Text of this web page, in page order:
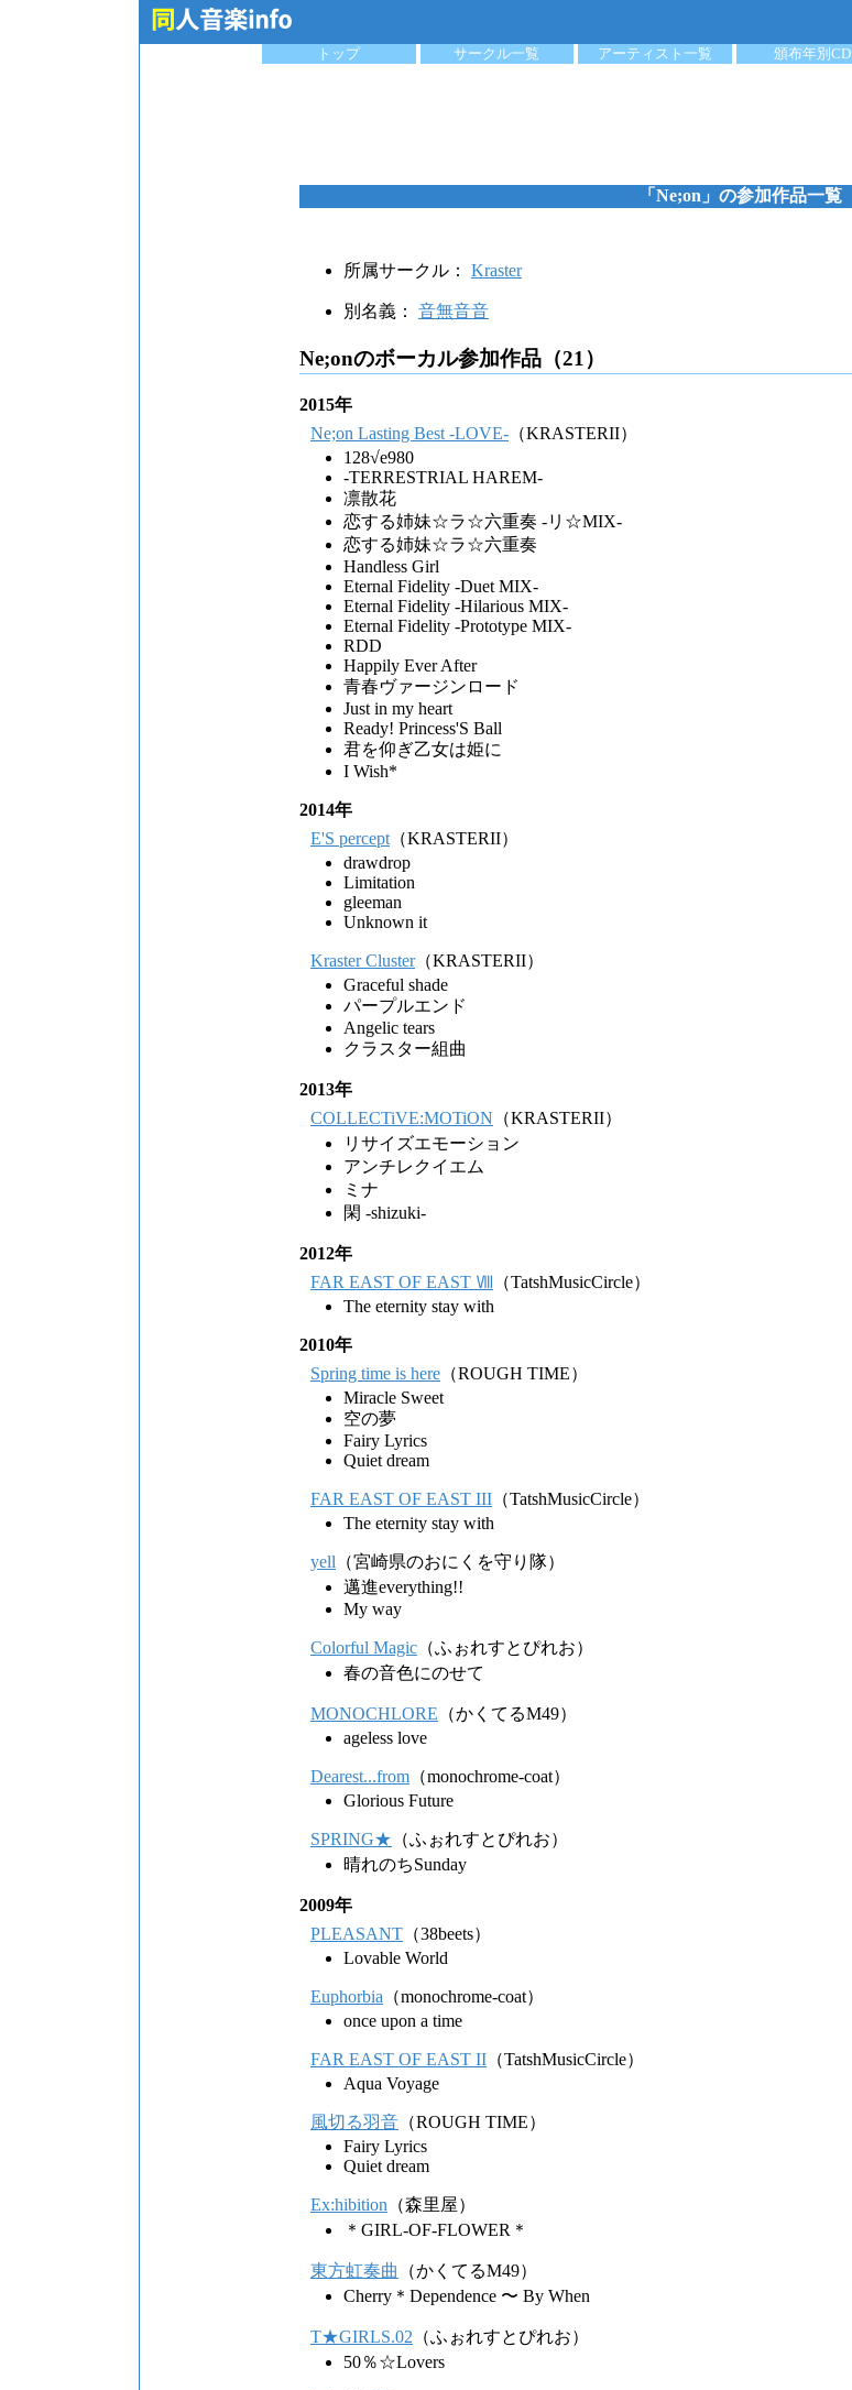
トップ
サークル一覧 アーティスト一覧 頒布年別CD
「Ne;on」の参加作品一覧
所属サークル： Kraster
別名義： 音無音音
Ne;onのボーカル参加作品（21）
2015年
Ne;on Lasting Best -LOVE- （KRASTERII）
128√e980
-TERRESTRIAL HAREM-
凛散花
恋する姉妹☆ラ☆六重奏 -リ☆MIX-
恋する姉妹☆ラ☆六重奏
Handless Girl
Eternal Fidelity -Duet MIX-
Eternal Fidelity -Hilarious MIX-
Eternal Fidelity -Prototype MIX-
RDD
Happily Ever After
青春ヴァージンロード
Just in my heart
Ready! Princess'S Ball
君を仰ぎ乙女は姫に
I Wish*
2014年
E'S percept（KRASTERII）
drawdrop
Limitation
gleeman
Unknown it
Kraster Cluster（KRASTERII）
Graceful shade
パープルエンド
Angelic tears
クラスター組曲
2013年
COLLECTiVE:MOTiON （KRASTERII）
リサイズエモーション
アンチレクイエム
ミナ
閑 -shizuki-
2012年
FAR EAST OF EAST Ⅷ （TatshMusicCircle）
The eternity stay with
2010年
Spring time is here （ROUGH TIME）
Miracle Sweet
空の夢
Fairy Lyrics
Quiet dream
FAR EAST OF EAST III （TatshMusicCircle）
The eternity stay with
yell （宮崎県のおにくを守り隊）
邁進everything!!
My way
Colorful Magic （ふぉれすとぴれお）
春の音色にのせて
MONOCHLORE （かくてるM49）
ageless love
Dearest...from （monochrome-coat）
Glorious Future
SPRING★ （ふぉれすとぴれお）
晴れのちSunday
2009年
PLEASANT （38beets）
Lovable World
Euphorbia （monochrome-coat）
once upon a time
FAR EAST OF EAST II （TatshMusicCircle）
Aqua Voyage
風切る羽音 （ROUGH TIME）
Fairy Lyrics
Quiet dream
Ex:hibition （森里屋）
＊GIRL-OF-FLOWER＊
東方虹奏曲
（かくてるM49）
Cherry＊Dependence 〜 By When
T★GIRLS.02 （ふぉれすとぴれお）
50％☆Lovers